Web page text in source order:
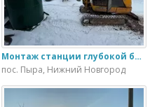
Монтаж станции глубокой биологической очистки ИталБио - 5 с колодцем дренажным для слива воды
пос. Пыра, Нижний Новгород